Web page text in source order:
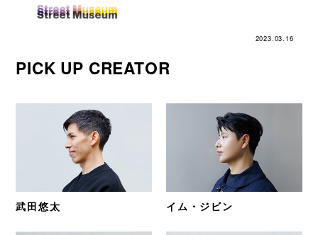
2023.03.16
PICK UP CREATOR
武田悠太 イム・ジビン